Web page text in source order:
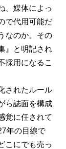
、媒体によっ
で代用可能だ
なのか。その
』と明記され
採用になるこ
されたルール
ら誌面を構成
覚に任されて
年の目線で
こにでも売っ